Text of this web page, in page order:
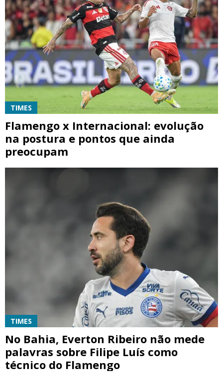
TIMES
Flamengo x Internacional: evolução
na postura e pontos que ainda
preocupam
TIMES
No Bahia, Everton Ribeiro não mede
palavras sobre Filipe Luís como
técnico do Flamengo